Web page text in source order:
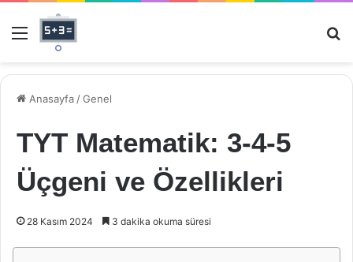
Menü
Anasayfa /Genel
TYT Matematik: 3-4-5
Üçgeni ve Özellikleri
28 Kasım 2024 3 dakika okuma süresi